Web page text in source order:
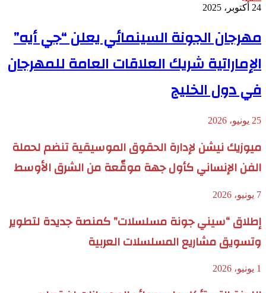
24 أكتوبر، 2025
مهرجان الجونة السينمائي يعلن “جي أيه”
الإماراتية شريك العلاقات العامة للمهرجان
في دول الخليج
25 يونيو، 2026
ميوزيك نيشن لإدارة الحقوق الموسيقية تنضم لحملة
الفن الإنساني كأول جهة موقّعة من الشرق الأوسط
7 يونيو، 2026
إطلاق “سيني جونة مسلسلات” كمنصة جديدة لتطوير
وتسويق مشاريع المسلسلات العربية
1 يونيو، 2026